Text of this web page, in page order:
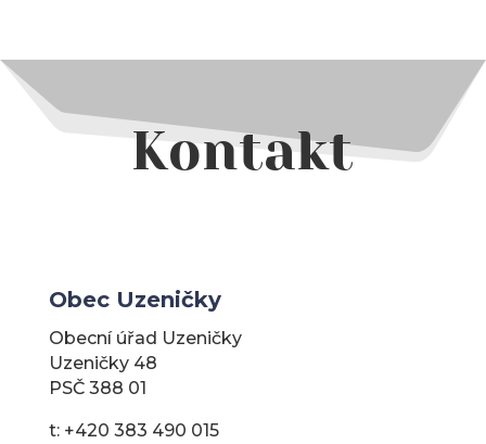
Kontakt
Obec Uzeničky
Obecní úřad Uzeničky
Uzeničky 48
PSČ 388 01
t: +420 383 490 015